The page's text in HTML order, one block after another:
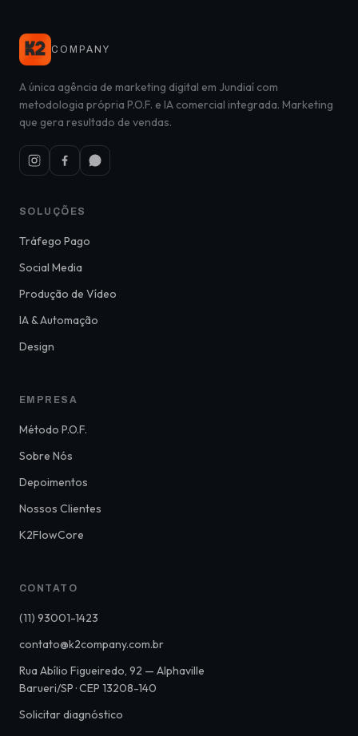
COMPANY
A única agência de marketing digital em Jundiaí com
metodologia própria P.O.F. e IA comercial integrada. Marketing
que gera resultado de vendas.
SOLUÇÕES
Tráfego Pago
Social Media
Produção de Vídeo
IA & Automação
Design
EMPRESA
Método P.O.F.
Sobre Nós
Depoimentos
Nossos Clientes
K2FlowCore
CONTATO
(11) 93001-1423
contato@k2company.com.br
Rua Abílio Figueiredo, 92 — Alphaville
Barueri/SP · CEP 13208-140
Solicitar diagnóstico